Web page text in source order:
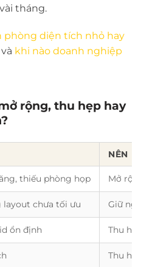
tháng.
phòng diện tích nhỏ hay
và khi nào doanh nghiệp
rộng, thu hẹp hay
NÊN
thiếu phòng họp Mở
layout chưa tối ưu Giữ
ổn định Thu
Thu